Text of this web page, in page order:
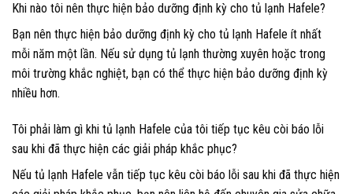
Khi nào tôi nên thực hiện bảo dưỡng định kỳ cho tủ lạnh Hafele?
Bạn nên thực hiện bảo dưỡng định kỳ cho tủ lạnh Hafele ít nhất
mỗi năm một lần. Nếu sử dụng tủ lạnh thường xuyên hoặc trong
môi trường khắc nghiệt, bạn có thể thực hiện bảo dưỡng định kỳ
nhiều hơn.
Tôi phải làm gì khi tủ lạnh Hafele của tôi tiếp tục kêu còi báo lỗi
sau khi đã thực hiện các giải pháp khắc phục?
Nếu tủ lạnh Hafele vẫn tiếp tục kêu còi báo lỗi sau khi đã thực hiện